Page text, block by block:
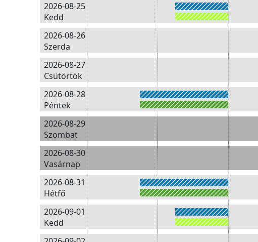
2026-08-25
Kedd
2026-08-26
Szerda
2026-08-27
Csütörtök
2026-08-28
Péntek
2026-08-29
Szombat
2026-08-30
Vasárnap
2026-08-31
Hétfő
2026-09-01
Kedd